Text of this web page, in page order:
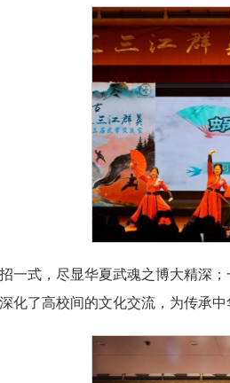
一式，尽显华夏武魂之博大精深
化了高校间的文化交流，为传承中